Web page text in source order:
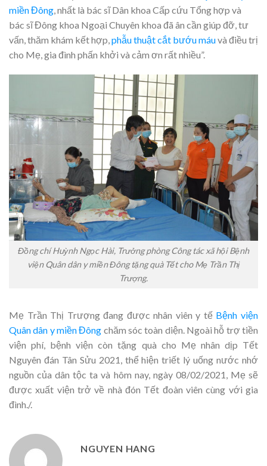
miền Đông, nhất là bác sĩ Dân khoa Cấp cứu Tổng hợp và
bác sĩ Đông khoa Ngoại Chuyên khoa đã ân cần giúp đỡ, tư
vấn, thăm khám kết hợp,phẫu thuật cắt bướu máuvà điều trị
cho Mẹ, gia đình phấn khởi và cảm ơn rất nhiều”.
Đồng chí Huỳnh Ngọc Hài, Trưởng phòng Công tác xã hội Bệnh
viện Quân dân y miền Đông tặng quà Tết cho Mẹ Trần Thị
Trượng.
Mẹ Trần Thị Trượng đang được nhân viên y tế Bệnh viện
Quân dân y miền Đông chăm sóc toàn diện. Ngoài hỗ trợ tiền
viện phí, bệnh viện còn tặng quà cho Mẹ nhân dịp Tết
Nguyên đán Tân Sửu 2021, thể hiện triết lý uống nước nhớ
nguồn của dân tộc ta và hôm nay, ngày 08/02/2021, Mẹ sẽ
được xuất viện trở về nhà đón Tết đoàn viên cùng với gia
đình./.
NGUYEN HANG